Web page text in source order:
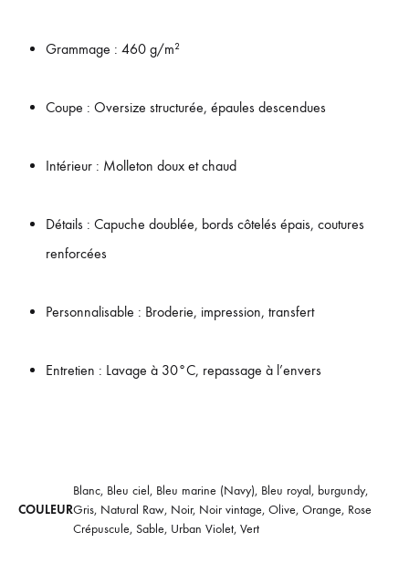
Grammage : 460 g/m²
Coupe : Oversize structurée, épaules descendues
Intérieur : Molleton doux et chaud
Détails : Capuche doublée, bords côtelés épais, coutures
renforcées
Personnalisable : Broderie, impression, transfert
Entretien : Lavage à 30°C, repassage à l’envers
COULEUR
Blanc, Bleu ciel, Bleu marine (Navy), Bleu royal, burgundy,
Gris, Natural Raw, Noir, Noir vintage, Olive, Orange, Rose
Crépuscule, Sable, Urban Violet, Vert